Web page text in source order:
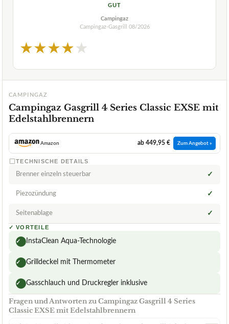
GUT
Campingaz
Campingaz-Gasgrill
08/2026
★★★★★
CAMPINGAZ
Campingaz Gasgrill 4 Series Classic EXSE mit
Edelstahlbrennern
Amazon ab 449,95 € Zum Angebot »
TECHNISCHE DETAILS
Brenner einzeln steuerbar ✓
Piezozündung ✓
Seitenablage ✓
✓ VORTEILE
✓ InstaClean Aqua-Technologie
✓ Grilldeckel mit Thermometer
✓ Gasschlauch und Druckregler inklusive
Fragen und Antworten zu Campingaz Gasgrill 4 Series
Classic EXSE mit Edelstahlbrennern